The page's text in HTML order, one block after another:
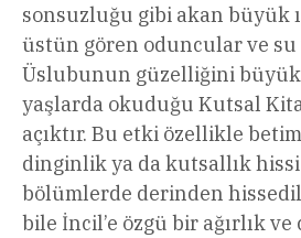
sonsuzluğu gibi akan büyük
üstün gören oduncular ve su
Üslubunun güzelliğini
yaşlarda okuduğu Kutsal
açıktır. Bu etki özellikle
dinginlik ya da kutsallık hissi
bölümlerde derinden
bile İncil’e özgü bir ağırlık ve